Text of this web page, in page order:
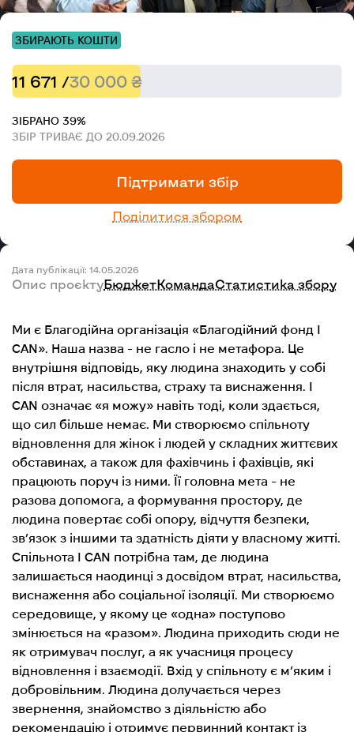
ЗБИРАЮТЬ КОШТИ
11 671 /30 000 ₴
ЗІБРАНО 39%
ЗБІР ТРИВАЄ ДО 20.09.2026
Підтримати збір
Поділитися збором
Дата публікації: 14.05.2026
Опис проєктуБюджетКомандаСтатистика збору
Ми є Благодійна організація «Благодійний фонд I
CAN». Наша назва - не гасло і не метафора. Це
внутрішня відповідь, яку людина знаходить у собі
після втрат, насильства, страху та виснаження. I
CAN означає «я можу» навіть тоді, коли здається,
що сил більше немає. Ми створюємо спільноту
відновлення для жінок і людей у складних життєвих
обставинах, а також для фахівчинь і фахівців, які
працюють поруч із ними. Її головна мета - не
разова допомога, а формування простору, де
людина повертає собі опору, відчуття безпеки,
зв’язок з іншими та здатність діяти у власному житті.
Спільнота I CAN потрібна там, де людина
залишається наодинці з досвідом втрат, насильства,
виснаження або соціальної ізоляції. Ми створюємо
середовище, у якому це «одна» поступово
змінюється на «разом». Людина приходить сюди не
як отримувач послуг, а як учасниця процесу
відновлення і взаємодії. Вхід у спільноту є м’яким і
добровільним. Людина долучається через
звернення, знайомство з діяльністю або
рекомендацію і отримує первинний контакт із